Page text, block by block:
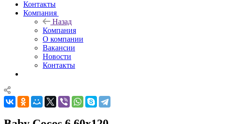
Контакты
Компания
Назад
Компания
О компании
Вакансии
Новости
Контакты